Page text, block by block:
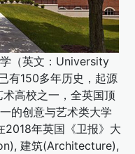
（英文：University
有150多年历史，起源
高校之一，全英国顶
的创意与艺术类大学
年英国《卫报》大
建筑(Architecture),